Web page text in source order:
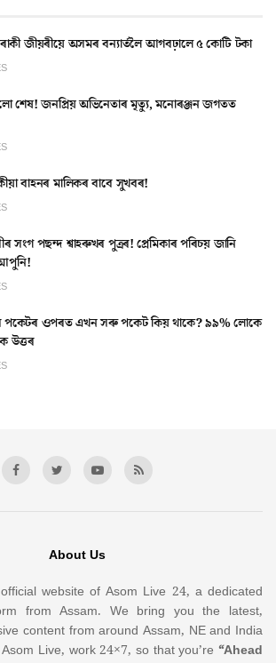
জীয়ৰীয়ে অসমৰ বন্যাৰ্তলৈ আগবঢ়ালে ৫ কোটি টকা
শেষ! জনপ্ৰিয় অভিনেতাৰ মৃত্যু, মনোৰঞ্জন জগতত
বাহনৰ মালিকৰ বাবে সুখবৰ!
সংগ পছন্দ শ্বাহৰুখৰ পুত্ৰৰ! প্ৰেমিকাৰ পৰিচয় জানি
পকেটৰ ওপৰত এখন সৰু পকেট কিয় থাকে? ৯৯% লোকে
উত্তৰ
About Us
website of Asom Live 24, a dedicated
from Assam. We bring you the latest,
content from around Assam, NE and India
Live, work 24×7, so that you’re “Ahead